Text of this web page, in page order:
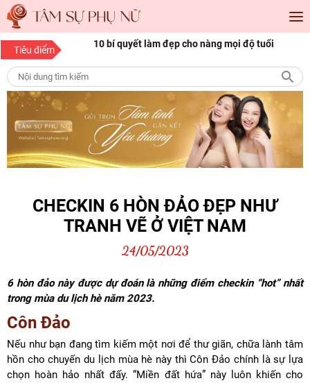
Tiêu điểm
Sài Gòn cho
10 bí quyết làm đẹp cho nàng mọi độ tuổi
CHECKIN 6 HÒN ĐẢO ĐẸP NHƯ
TRANH VẼ Ở VIỆT NAM
24/05/2023
6 hòn đảo này được dự đoán là những điểm checkin “hot” nhất
trong mùa du lịch hè năm 2023.
Côn Đảo
Nếu như bạn đang tìm kiếm một nơi để thư giãn, chữa lành tâm
hồn cho chuyến du lịch mùa hè này thì Côn Đảo chính là sự lựa
chọn hoàn hảo nhất đấy. “Miền đất hứa” này luôn khiến cho